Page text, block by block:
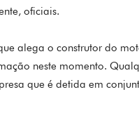
oficiais.
alega o construtor do
neste momento.
que é detida em